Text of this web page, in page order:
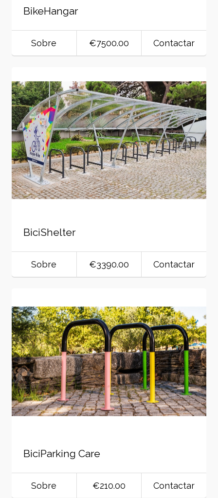
BikeHangar
Sobre €7500.00 Contactar
BiciShelter
Sobre €3390.00 Contactar
BiciParking Care
Sobre €210.00 Contactar